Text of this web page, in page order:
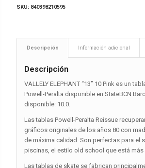
SKU: 840398210595
Descripción Información adicional
Descripción
VALLELY ELEPHANT “13” 10 Pink es un
Powell-Peralta disponible en StateBCN
disponible: 10.0.
Las tablas Powell-Peralta Reissue
gráficos originales de los años 80 con
de máxima calidad. Son perfectas para el
piscinas, el estilo old school que está más
Las tablas de skate se fabrican